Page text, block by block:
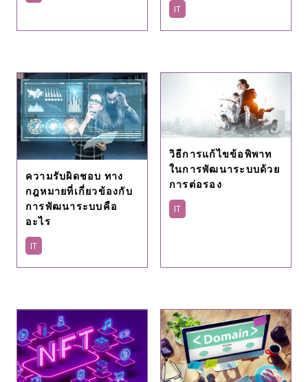
IT
ความรับผิดชอบ ทาง
กฎหมายที่เกี่ยวข้องกับ
การพัฒนาระบบคือ
อะไร
IT
วิธีการแก้ไขข้อพิพาท
ในการพัฒนาระบบด้วย
การต่อรอง
IT